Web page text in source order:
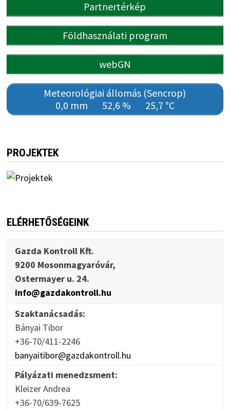
Partnertérkép
Földhasználati program
webGN
Meteorológiai állomás (Sencrop)
0,0 mm
52,6 % 25,7 °C
PROJEKTEK
ELÉRHETŐSÉGEINK
Gazda Kontroll Kft.
9200 Mosonmagyaróvár,
Ostermayer u. 24.
info@gazdakontroll.hu
Szaktanácsadás:
Bányai Tibor
+36-70/411-2246
banyaitibor@gazdakontroll.hu
Pályázati menedzsment:
Kleizer Andrea
+36-70/639-7625